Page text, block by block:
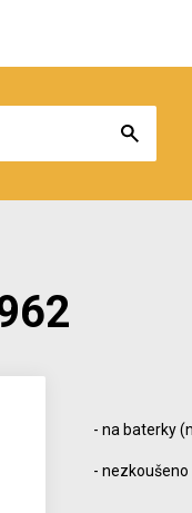
- na baterky
- nezkoušeno